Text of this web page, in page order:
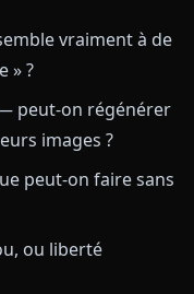
vraiment à de
» ?
peut-on régénérer
images ?
peut-on faire sans
ou liberté